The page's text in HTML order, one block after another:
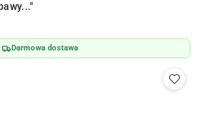
Darmowa dostawa